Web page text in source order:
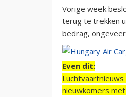
Vorige week
terug te trekken
bedrag,
Even dit:
nieuwkomers